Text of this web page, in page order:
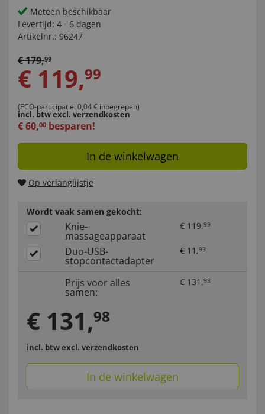
Meteen beschikbaar
Levertijd: 4 - 6 dagen
Artikelnr.: 96247
€179,99
€ 119,99
(ECO-participatie: 0,04 € inbegrepen)
incl. btwexcl. verzendkosten
€60,00 besparen!
In de winkelwagen
Op verlanglijstje
Wordt vaak samen gekocht:
Knie-
massageapparaat
€ 119,99
Duo-USB-
stopcontactadapter
€ 11 ,99
Prijs voor alles
samen:
€ 131 ,98
€ 131,98
incl. btwexcl. verzendkosten
In de winkelwagen